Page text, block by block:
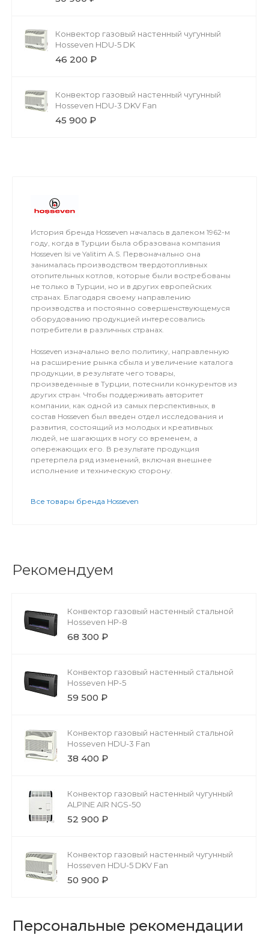
Конвектор газовый настенный чугунный
Hosseven HDU-5 DK
46 200 ₽
Конвектор газовый настенный чугунный
Hosseven HDU-3 DKV Fan
45 900 ₽
История бренда Hosseven началась в далеком 1962-м
году, когда в Турции была образована компания
Hosseven Isi ve Yalitim A.S. Первоначально она
занималась производством твердотопливных
отопительных котлов, которые были востребованы
не только в Турции, но и в других европейских
странах. Благодаря своему направлению
производства и постоянно совершенствующемуся
оборудованию продукцией интересовались
потребители в различных странах.
Hosseven изначально вело политику, направленную
на расширение рынка сбыла и увеличение каталога
продукции, в результате чего товары,
произведенные в Турции, потеснили конкурентов из
других стран. Чтобы поддерживать авторитет
компании, как одной из самых перспективных, в
состав Hosseven был введен отдел исследования и
развития, состоящий из молодых и креативных
людей, не шагающих в ногу со временем, а
опережающих его. В результате продукция
претерпела ряд изменений, включая внешнее
исполнение и техническую сторону.
Все товары бренда Hosseven
Рекомендуем
Конвектор газовый настенный стальной
Hosseven HP-8
68 300 ₽
Конвектор газовый настенный стальной
Hosseven HP-5
59 500 ₽
Конвектор газовый настенный стальной
Hosseven HDU-3 Fan
38 400 ₽
Конвектор газовый настенный чугунный
ALPINE AIR NGS-50
52 900 ₽
Конвектор газовый настенный чугунный
Hosseven HDU-5 DKV Fan
50 900 ₽
Персональные рекомендации